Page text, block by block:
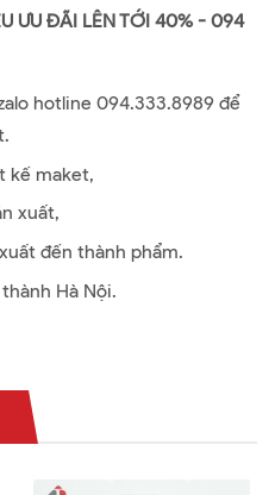
ƯU ĐÃI LÊN TỚI 40% - 094
hotline 094.333.8989 để
kế maket,
xuất,
đến thành phẩm.
Hà Nội.